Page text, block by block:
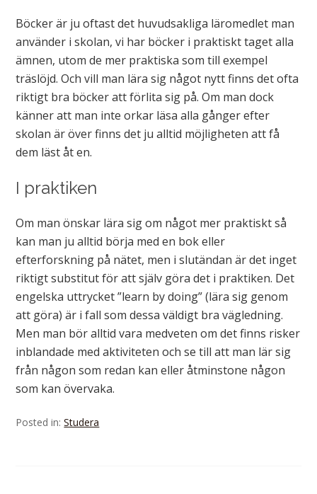
Böcker är ju oftast det huvudsakliga läromedlet man
använder i skolan, vi har böcker i praktiskt taget alla
ämnen, utom de mer praktiska som till exempel
träslöjd. Och vill man lära sig något nytt finns det ofta
riktigt bra böcker att förlita sig på. Om man dock
känner att man inte orkar läsa alla gånger efter
skolan är över finns det ju alltid möjligheten att få
dem läst åt en.
I praktiken
Om man önskar lära sig om något mer praktiskt så
kan man ju alltid börja med en bok eller
efterforskning på nätet, men i slutändan är det inget
riktigt substitut för att själv göra det i praktiken. Det
engelska uttrycket ”learn by doing” (lära sig genom
att göra) är i fall som dessa väldigt bra vägledning.
Men man bör alltid vara medveten om det finns risker
inblandade med aktiviteten och se till att man lär sig
från någon som redan kan eller åtminstone någon
som kan övervaka.
Posted in:Studera